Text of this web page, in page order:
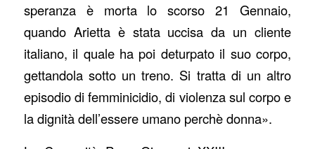
speranza è morta lo scorso 21 Gennaio,
quando Arietta è stata uccisa da un cliente
italiano, il quale ha poi deturpato il suo corpo,
gettandola sotto un treno. Si tratta di un altro
episodio di femminicidio, di violenza sul corpo e
la dignità dell’essere umano perchè donna».